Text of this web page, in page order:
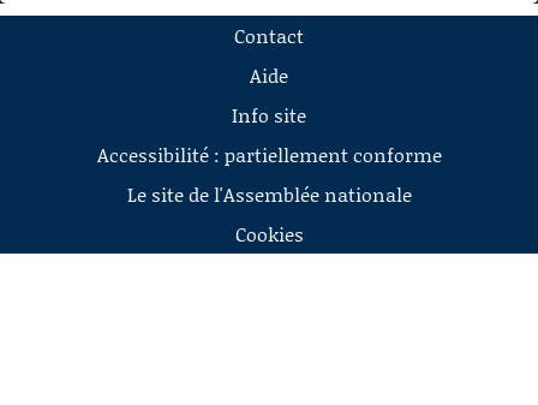
AIDE À LA DÉCOUPE
Contact
Aide
Info site
Accessibilité : partiellement conforme
Le site de l'Assemblée nationale
Cookies